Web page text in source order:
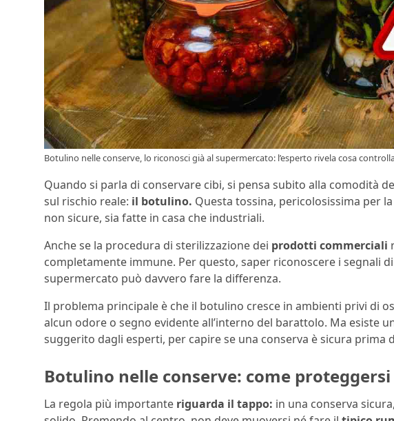
Botulino nelle conserve, lo riconosci già al supermercato: l’esperto rivela cosa
Quando si parla di conservare cibi, si pensa subito alla comodità
sul rischio reale: il botulino. Questa tossina, pericolosissima per
non sicure, sia fatte in casa che industriali.
Anche se la procedura di sterilizzazione dei prodotti commerciali
completamente immune. Per questo, saper riconoscere i segnali
supermercato può davvero fare la differenza.
Il problema principale è che il botulino cresce in ambienti privi di
alcun odore o segno evidente all’interno del barattolo. Ma esiste
suggerito dagli esperti, per capire se una conserva è sicura prima
Botulino nelle conserve: come
La regola più importante riguarda il tappo: in una conserva